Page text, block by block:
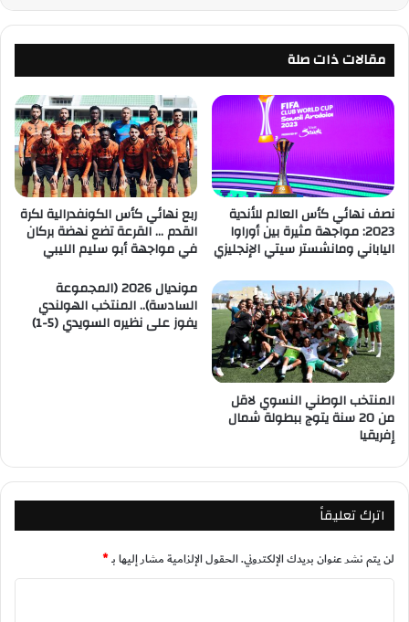
مقالات ذات صلة
نصف نهائي كأس العالم للأندية
2023: مواجهة مثيرة بين أوراوا
الياباني ومانشستر سيتي الإنجليزي
ربع نهائي كأس الكونفدرالية لكرة
القدم … القرعة تضع نهضة بركان
في مواجهة أبو سليم الليبي
المنتخب الوطني النسوي لاقل
من 20 سنة يتوج ببطولة شمال
إفريقيا
مونديال 2026 (المجموعة
السادسة).. المنتخب الهولندي
يفوز على نظيره السويدي (5-1)
اترك تعليقاً
لن يتم نشر عنوان بريدك الإلكتروني.الحقول الإلزامية مشار إليها بـ*